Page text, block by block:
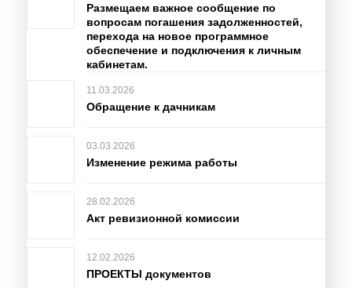
Размещаем важное сообщение по
вопросам погашения задолженностей,
перехода на новое программное
обеспечение и подключения к личным
кабинетам.
11.03.2026
Обращение к дачникам
03.03.2026
Изменение режима работы
28.02.2026
Акт ревизионной комиссии
12.02.2026
ПРОЕКТЫ документов